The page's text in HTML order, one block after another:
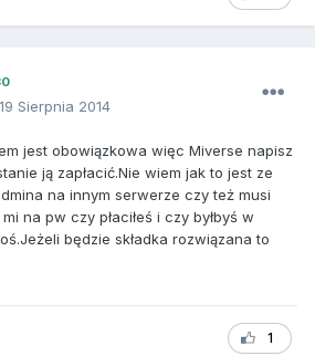
19 Sierpnia 2014
jest obowiązkowa więc Miverse napisz
ją zapłacić.Nie wiem jak to jest ze
na innym serwerze czy też musi
na pw czy płaciłeś i czy byłbyś w
będzie składka rozwiązana to
1